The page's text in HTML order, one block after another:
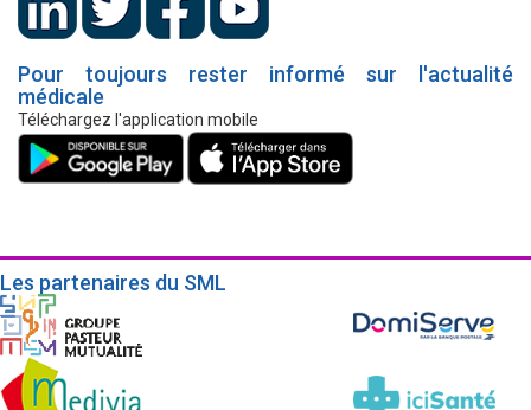
Pour toujours rester informé sur l'actualité
médicale
Téléchargez l'application mobile
Les partenaires du SML